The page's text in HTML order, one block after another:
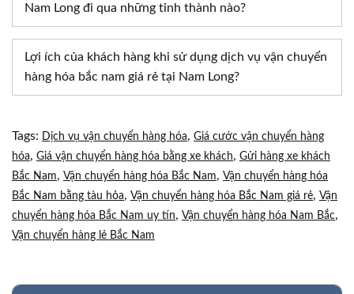
Nam Long đi qua những tỉnh thành nào?
Lợi ích của khách hàng khi sử dụng dịch vụ vận chuyển
hàng hóa bắc nam giá rẻ tại Nam Long?
Tags: Dịch vụ vận chuyển hàng hóa, Giá cước vận chuyển hàng
hóa, Giá vận chuyển hàng hóa bằng xe khách, Gửi hàng xe khách
Bắc Nam, Vận chuyển hàng hóa Bắc Nam, Vận chuyển hàng hóa
Bắc Nam bằng tàu hỏa, Vận chuyển hàng hóa Bắc Nam giá rẻ, Vận
chuyển hàng hóa Bắc Nam uy tín, Vận chuyển hàng hóa Nam Bắc,
Vận chuyển hàng lẻ Bắc Nam